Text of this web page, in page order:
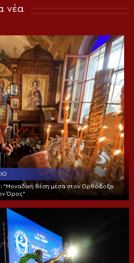
νέα
“Μοναδική θέση μέσα στον Ορθόδοξο
Όρος”